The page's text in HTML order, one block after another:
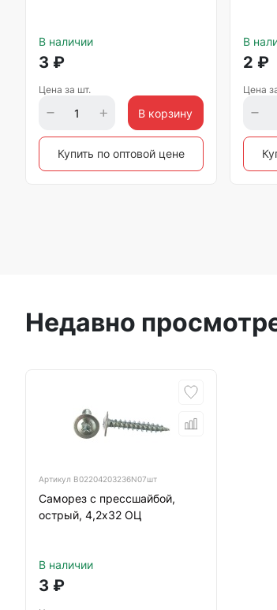
В наличии
3 ₽
Цена за шт.
В корзину
Купить по оптовой цене
В
2 ₽
Цена
Недавно
Артикул B02204203236N07шт
Саморез с прессшайбой,
острый, 4,2х32 ОЦ
В наличии
3 ₽